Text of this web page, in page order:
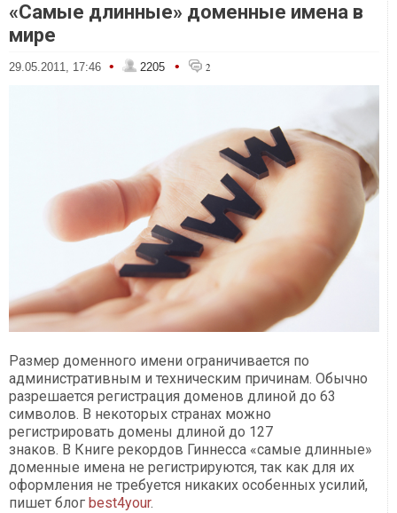
«Самые длинные» доменные имена в
мире
29.05.2011, 17:46 • 2205 • 2
Размер доменного имени ограничивается по
административным и техническим причинам. Обычно
разрешается регистрация доменов длиной до 63
символов. В некоторых странах можно
регистрировать домены длиной до 127
знаков. В Книге рекордов Гиннесса «самые длинные»
доменные имена не регистрируются, так как для их
оформления не требуется никаких особенных усилий,
пишет блог best4your.